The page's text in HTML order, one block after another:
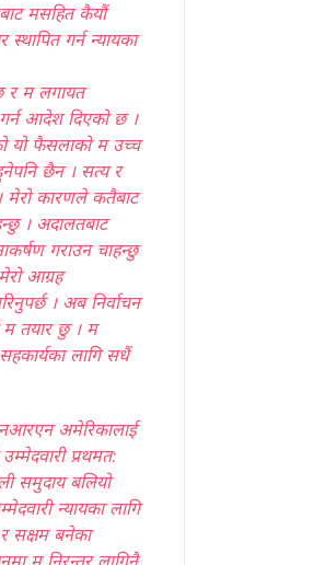
मसहित कैयौं
गर्न न्यायका
र म लगायत
आदेश दिएको छ ।
यो फैसलाको म उच्च
छैन । सत्य र
। मेरो कारणले कतैबाट
। अदालतबाट
गराउन चाहन्छु
आग्रह
। अब निर्वाचन
म तयार छु । म
लागि सधैं
अमेरिकालाई
प्रथमत:
समुदाय बलियो
न्यायका लागि
सक्षम बनेका